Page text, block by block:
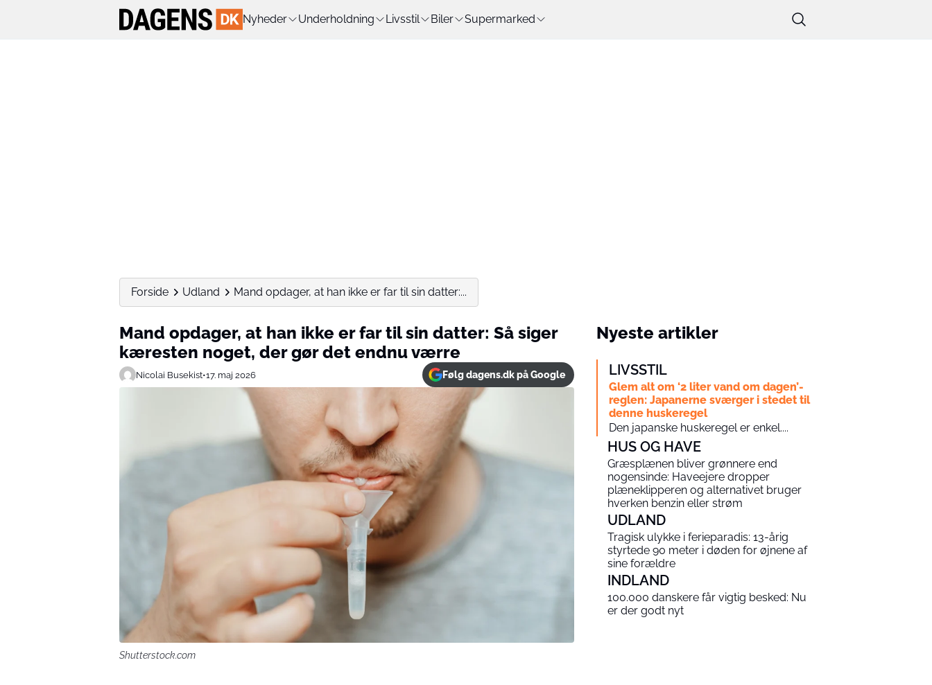
Nyheder Underholdning Livsstil Biler Supermarked
Forside Udland Mand opdager, at han ikke er far til sin datter:...
Mand opdager, at han ikke er far til sin datter: Så siger
kæresten noget, der gør det endnu værre
Nicolai Busekist•17. maj 2026 Følg dagens.dk på Google
Shutterstock.com
Nyeste artikler
LIVSSTIL
Glem alt om ‘2 liter vand om dagen’-
reglen: Japanerne sværger i stedet til
denne huskeregel
Den japanske huskeregel er enkel....
HUS OG HAVE
Græsplænen bliver grønnere end
nogensinde: Haveejere dropper
plæneklipperen og alternativet bruger
hverken benzin eller strøm
UDLAND
Tragisk ulykke i ferieparadis: 13-årig
styrtede 90 meter i døden for øjnene af
sine forældre
INDLAND
100.000 danskere får vigtig besked: Nu
er der godt nyt